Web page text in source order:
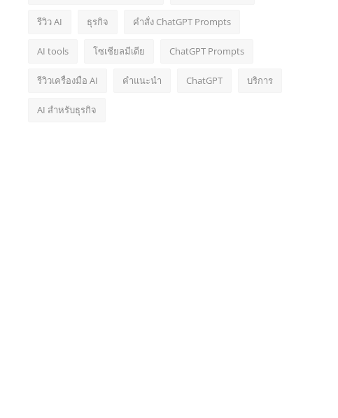
รีวิว AI ธุรกิจ คำสั่ง ChatGPT Prompts
AI tools โซเชียลมีเดีย ChatGPT Prompts
รีวิวเครื่องมือ AI คำแนะนำ ChatGPT บริการ
AI สำหรับธุรกิจ